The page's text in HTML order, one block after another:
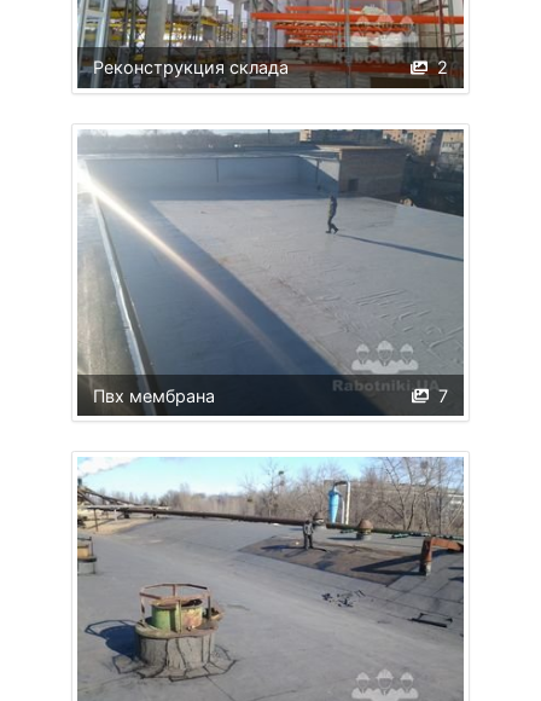
2
Реконструкция склада
7
Пвх мембрана